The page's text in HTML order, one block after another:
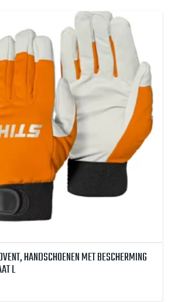
HANDSCHOENEN MET BESCHERMING
L